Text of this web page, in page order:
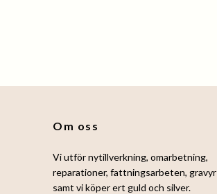
Om oss
Vi utför nytillverkning, omarbetning,
reparationer, fattningsarbeten, gravyr
samt vi köper ert guld och silver.